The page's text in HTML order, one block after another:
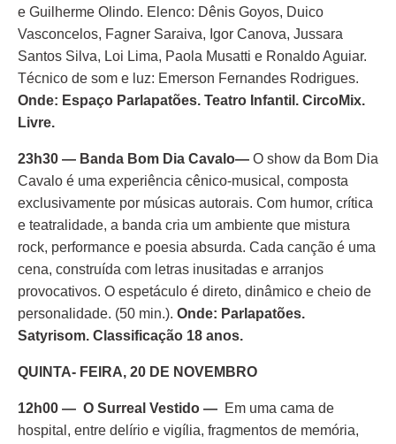
e Guilherme Olindo. Elenco: Dênis Goyos, Duico
Vasconcelos, Fagner Saraiva, Igor Canova, Jussara
Santos Silva, Loi Lima, Paola Musatti e Ronaldo Aguiar.
Técnico de som e luz: Emerson Fernandes Rodrigues.
Onde: Espaço Parlapatões. Teatro Infantil. CircoMix.
Livre.
23h30 — Banda Bom Dia Cavalo— O show da Bom Dia
Cavalo é uma experiência cênico-musical, composta
exclusivamente por músicas autorais. Com humor, crítica
e teatralidade, a banda cria um ambiente que mistura
rock, performance e poesia absurda. Cada canção é uma
cena, construída com letras inusitadas e arranjos
provocativos. O espetáculo é direto, dinâmico e cheio de
personalidade. (50 min.). Onde: Parlapatões.
Satyrisom. Classificação 18 anos.
QUINTA- FEIRA, 20 DE NOVEMBRO
12h00 — O Surreal Vestido — Em uma cama de
hospital, entre delírio e vigília, fragmentos de memória,